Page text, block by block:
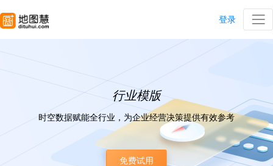
登录
行业模版
时空数据赋能全行业，为企业经营决策提供有效参考
免费试用